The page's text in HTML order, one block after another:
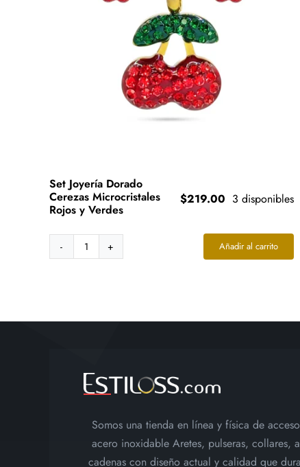
Set Joyería Dorado
Cerezas Microcristales
Rojos y Verdes
$219.00 3 disponibles
Set
cantidad
Añadir al carrito
Somos una tienda en línea y física de
acero inoxidable Aretes, pulseras, collares,
cadenas con diseño actual y calidad que